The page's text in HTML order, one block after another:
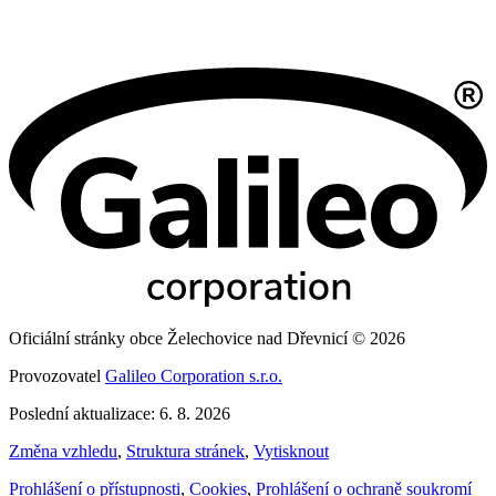
Oficiální stránky obce Želechovice nad Dřevnicí © 2026
Provozovatel Galileo Corporation s.r.o.
Poslední aktualizace: 6. 8. 2026
Změna vzhledu, Struktura stránek, Vytisknout
Prohlášení o přístupnosti, Cookies, Prohlášení o ochraně soukromí